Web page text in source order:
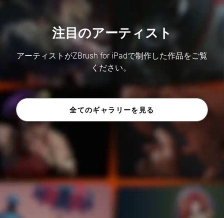
注目のアーティスト
アーティストがZBrush for iPadで制作した作品をご覧
ください。
全てのギャラリーを見る